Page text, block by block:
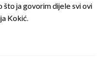
što ja govorim dijele svi ovi
Kokić.